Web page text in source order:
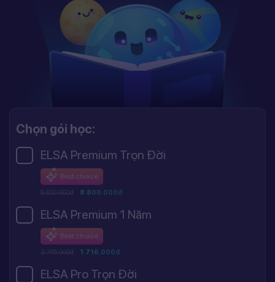
Chọn gói học:
ELSA Premium Trọn Đời
Best choice
8.800.000đ 8.800.000đ
ELSA Premium 1 Năm
Best choice
2.745.000đ 1.716.000đ
ELSA Pro Trọn Đời